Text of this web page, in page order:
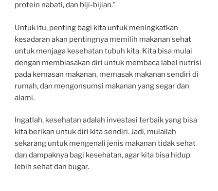
protein nabati, dan biji-bijian.”
Untuk itu, penting bagi kita untuk meningkatkan
kesadaran akan pentingnya memilih makanan sehat
untuk menjaga kesehatan tubuh kita. Kita bisa mulai
dengan membiasakan diri untuk membaca label nutrisi
pada kemasan makanan, memasak makanan sendiri di
rumah, dan mengonsumsi makanan yang segar dan
alami.
Ingatlah, kesehatan adalah investasi terbaik yang bisa
kita berikan untuk diri kita sendiri. Jadi, mulailah
sekarang untuk mengenali jenis makanan tidak sehat
dan dampaknya bagi kesehatan, agar kita bisa hidup
lebih sehat dan bugar.